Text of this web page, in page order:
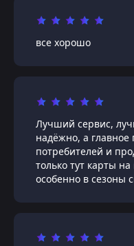
все хорошо
Лучший сервис,
надёжно, а
потребителей и
только тут карты
особенно в сезоны